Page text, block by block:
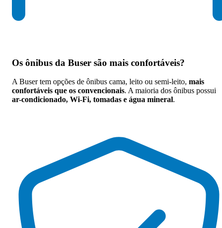
Os ônibus da Buser são mais confortáveis?
A Buser tem opções de ônibus cama, leito ou semi-leito, mais
confortáveis que os convencionais. A maioria dos ônibus possui
ar-condicionado, Wi-Fi, tomadas e água mineral.